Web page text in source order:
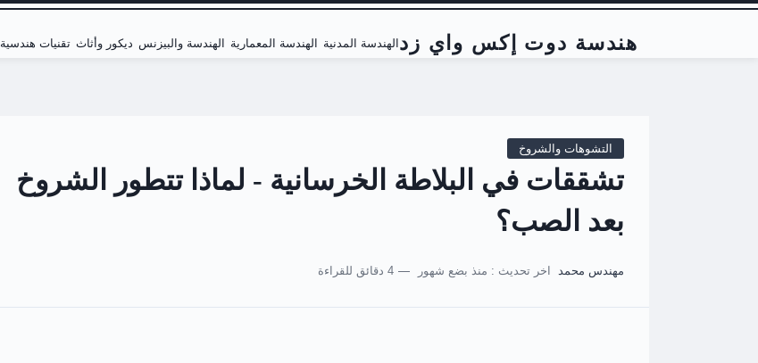
هندسة دوت إكس واي زد الهندسة المدنية الهندسة المعمارية الهندسة والبيزنس ديكور وأثاث تقنيات هندسية
التشوهات والشروخ
تشققات في البلاطة الخرسانية - لماذا تتطور الشروخ
بعد الصب؟
مهندس محمد اخر تحديث : منذ بضع شهور 4 دقائق للقراءة